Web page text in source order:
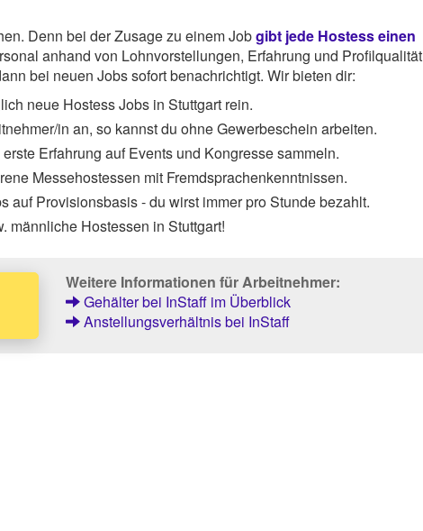
Denn bei der Zusage zu einem Jobgibt jede Hostess einen
anhand von Lohnvorstellungen, Erfahrung und Profilqualität
bei neuen Jobs sofort benachrichtigt. Wir bieten dir:
neue Hostess Jobs in Stuttgart rein.
in an, so kannst du ohne Gewerbeschein arbeiten.
Erfahrung auf Events und Kongresse sammeln.
Messehostessen mit Fremdsprachenkenntnissen.
auf Provisionsbasis - du wirst immer pro Stunde bezahlt.
männliche Hostessen in Stuttgart!
Weitere Informationen für Arbeitnehmer:
Gehälter bei InStaff im Überblick
Anstellungsverhältnis bei InStaff